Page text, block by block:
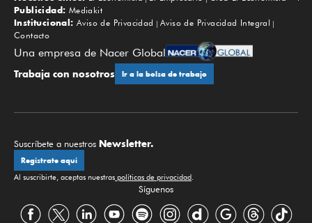
Publicidad: Mediakit
Institucional: Aviso de Privacidad
Aviso de Privacidad Integral
Contacto
Una empresa de Nacer Global
Trabaja con nosotros Ir a la bolsa de trabajo
Suscríbete a nuestros Newsletter.
Regístrate aquí
Al suscribirte, aceptas nuestras políticas de privacidad.
Síguenos